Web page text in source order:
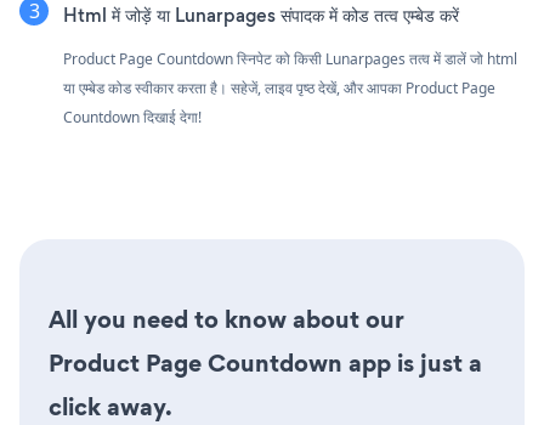
Html में जोड़ें या Lunarpages संपादक में कोड तत्व एम्बेड करें
Product Page Countdown स्निपेट को किसी Lunarpages तत्व में डालें जो html
या एम्बेड कोड स्वीकार करता है। सहेजें, लाइव पृष्ठ देखें, और आपका Product Page
Countdown दिखाई देगा!
All you need to know about our
Product Page Countdown app is just a
click away.